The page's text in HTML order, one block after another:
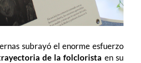
subrayó el enorme esfuerzo
de la folclorista en su